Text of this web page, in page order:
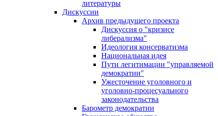
литературы
Дискуссии
Архив предыдущего проекта
Дискуссия о "кризисе
либерализма"
Идеология консерватизма
Национальная идея
Пути легитимации "управляемой
демократии"
Ужесточение уголовного и
уголовно-процесуального
законодательства
Барометр демократии